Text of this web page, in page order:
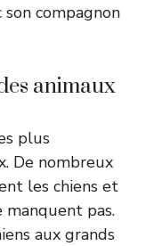
compagnon
animaux
plus
De nombreux
les chiens et
manquent pas.
aux grands